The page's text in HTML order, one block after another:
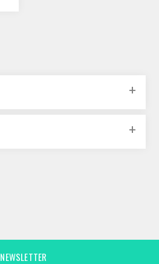
NEWSLETTER